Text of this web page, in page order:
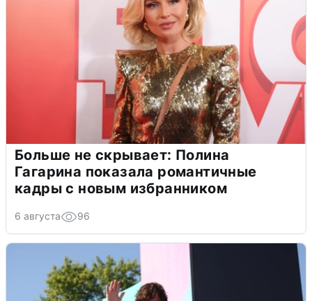
Больше не скрывает: Полина
Гагарина показала романтичные
кадры с новым избранником
6 августа 96